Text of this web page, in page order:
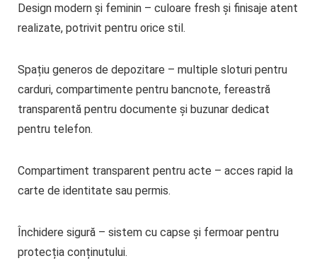
Design modern și feminin– culoare fresh și finisaje atent
realizate, potrivit pentru orice stil.
Spațiu generos de depozitare – multiple sloturi pentru
carduri, compartimente pentru bancnote, fereastră
transparentă pentru documente și buzunar dedicat
pentru telefon.
Compartiment transparent pentru acte – acces rapid la
carte de identitate sau permis.
Închidere sigură– sistem cu capse și fermoar pentru
protecția conținutului.